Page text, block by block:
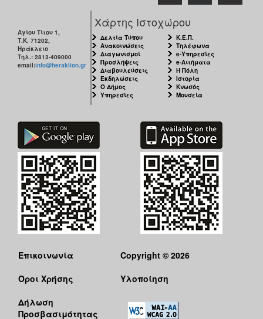
Αγίου Τίτου 1,
Τ.Κ. 71202,
Ηράκλειο
Τηλ.: 2813-409000
email:info@heraklion.gr
Χάρτης Ιστοχώρου
Δελτία Τύπου
Ανακοινώσεις
Διαγωνισμοί
Προσλήψεις
Διαβουλεύσεις
Εκδηλώσεις
Ο Δήμος
Υπηρεσίες
Κ.Ε.Π.
Τηλέφωνα
e-Υπηρεσίες
e-Αιτήματα
Η Πόλη
Ιστορία
Κνωσός
Μουσεία
Επικοινωνία
Όροι Χρήσης
Δήλωση
Προσβασιμότητας
Copyright © 2026
Υλοποίηση